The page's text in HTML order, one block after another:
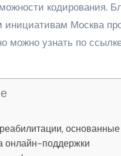
кодирования.
Москва
можно узнать по
основанные
онлайн-поддержки